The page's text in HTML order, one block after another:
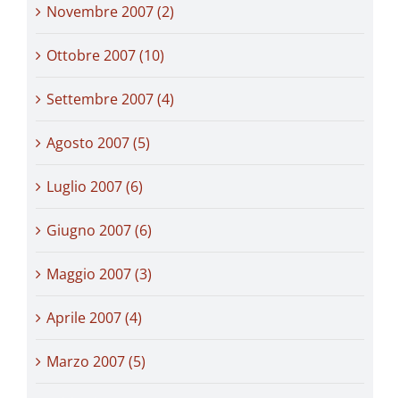
Novembre 2007 (2)
Ottobre 2007 (10)
Settembre 2007 (4)
Agosto 2007 (5)
Luglio 2007 (6)
Giugno 2007 (6)
Maggio 2007 (3)
Aprile 2007 (4)
Marzo 2007 (5)